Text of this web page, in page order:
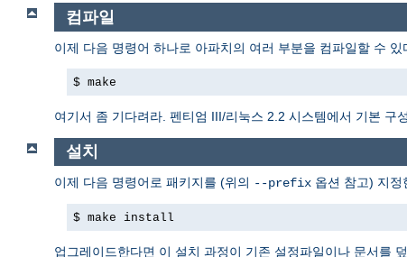
컴파일
이제 다음 명령어 하나로 아파치의 여러 부분을 컴파일할 수 있
$ make
여기서 좀 기다려라. 펜티엄 III/리눅스 2.2 시스템에서 기본 구
설치
이제 다음 명령어로 패키지를 (위의 --prefix 옵션 참고) 지정
$ make install
업그레이드한다면 이 설치 과정이 기존 설정파일이나 문서를